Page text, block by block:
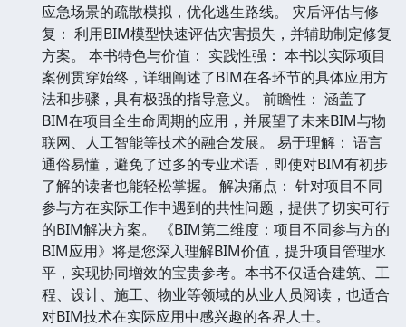
应急场景的疏散模拟，优化逃生路线。 灾后评估与修
复： 利用BIM模型快速评估灾害损失，并辅助制定修复
方案。 本书特色与价值： 实践性强： 本书以实际项目
案例贯穿始终，详细阐述了BIM在各环节的具体应用方
法和步骤，具有极强的指导意义。 前瞻性： 涵盖了
BIM在项目全生命周期的应用，并展望了未来BIM与物
联网、人工智能等技术的融合发展。 易于理解： 语言
通俗易懂，避免了过多的专业术语，即使对BIM有初步
了解的读者也能轻松掌握。 解决痛点： 针对项目不同
参与方在实际工作中遇到的共性问题，提供了切实可行
的BIM解决方案。 《BIM第二维度：项目不同参与方的
BIM应用》将是您深入理解BIM价值，提升项目管理水
平，实现协同增效的宝贵参考。本书不仅适合建筑、工
程、设计、施工、物业等领域的从业人员阅读，也适合
对BIM技术在实际应用中感兴趣的各界人士。